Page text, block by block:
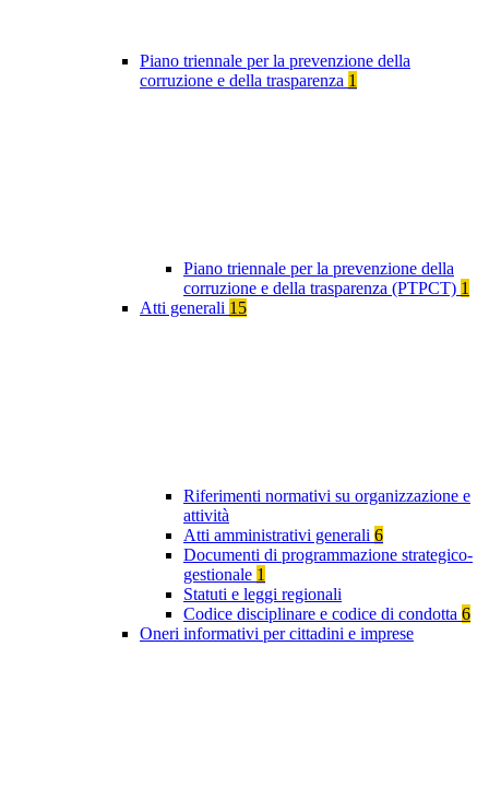
Piano triennale per la prevenzione della
corruzione e della trasparenza 1
Piano triennale per la prevenzione della
corruzione e della trasparenza (PTPCT) 1
Atti generali 15
Riferimenti normativi su organizzazione e
attività
Atti amministrativi generali 6
Documenti di programmazione strategico-
gestionale 1
Statuti e leggi regionali
Codice disciplinare e codice di condotta 6
Oneri informativi per cittadini e imprese